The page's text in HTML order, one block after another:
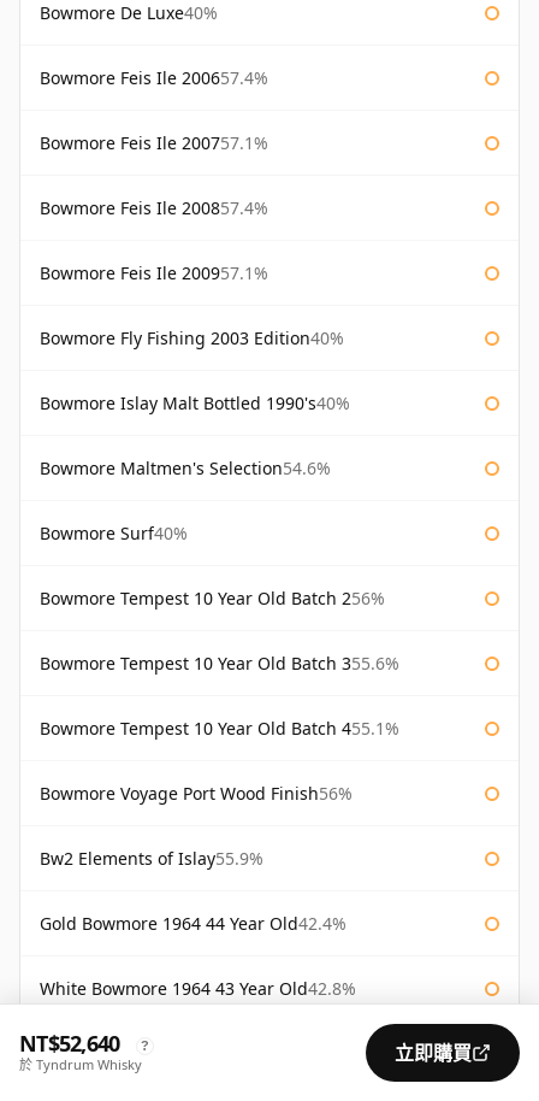
Bowmore De Luxe40%
Bowmore Feis Ile 200657.4%
Bowmore Feis Ile 200757.1%
Bowmore Feis Ile 200857.4%
Bowmore Feis Ile 200957.1%
Bowmore Fly Fishing 2003 Edition40%
Bowmore Islay Malt Bottled 1990's40%
Bowmore Maltmen's Selection54.6%
Bowmore Surf40%
Bowmore Tempest 10 Year Old Batch 256%
Bowmore Tempest 10 Year Old Batch 355.6%
Bowmore Tempest 10 Year Old Batch 455.1%
Bowmore Voyage Port Wood Finish56%
Bw2 Elements of Islay55.9%
Gold Bowmore 1964 44 Year Old42.4%
White Bowmore 1964 43 Year Old42.8%
White Bowmore 43 Year Old 1964
NT$52,640 ?
於 Tyndrum Whisky 立即購買